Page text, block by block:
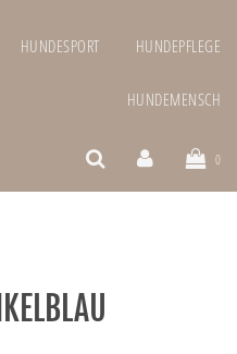
HUNDESPORT HUNDEPFLEGE
HUNDEMENSCH
0